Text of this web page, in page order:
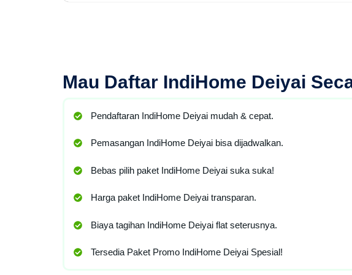
Mau Daftar IndiHome Deiyai
Pendaftaran IndiHome Deiyai mudah & cepat.
Pemasangan IndiHome Deiyai bisa dijadwalkan.
Bebas pilih paket IndiHome Deiyai suka suka!
Harga paket IndiHome Deiyai transparan.
Biaya tagihan IndiHome Deiyai flat seterusnya.
Tersedia Paket Promo IndiHome Deiyai Spesial!